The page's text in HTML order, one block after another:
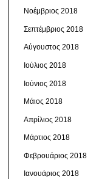
Νοέμβριος 2018
Σεπτέμβριος 2018
Αύγουστος 2018
Ιούλιος 2018
Ιούνιος 2018
Μάιος 2018
Απρίλιος 2018
Μάρτιος 2018
Φεβρουάριος 2018
Ιανουάριος 2018